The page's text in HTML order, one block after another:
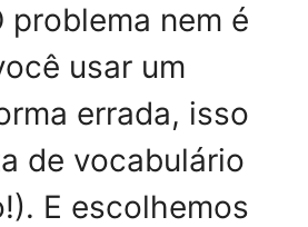
problema nem é
usar um
errada, isso
de vocabulário
E escolhemos